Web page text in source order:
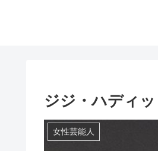
ジジ・ハディ
女性芸能人